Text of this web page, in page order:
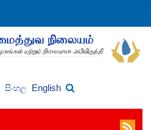
සිංහල English